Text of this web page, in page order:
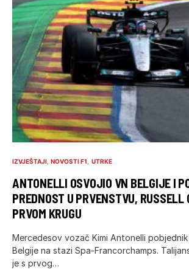
IZVJEŠTAJI NOVOSTI F1 UTRKE
ANTONELLI OSVOJIO VN BELGIJE I
PREDNOST U PRVENSTVU, RUSSELL
PRVOM KRUGU
Mercedesov vozač Kimi Antonelli
Belgije na stazi Spa-Francorchamps.
je s prvog…